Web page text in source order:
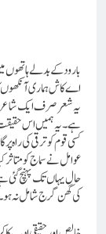
بارود کے بدلے ہاتھوں
اے کاش ہماری آنکھوں
یہ شعر صرف ایک
ہے۔ یہ ہمیں اس حقیقت
کسی قوم کو ترقی کی راہ
عوامل نے سماج کو
حال یہاں تک پہنچ گئی
کی گھن گرج شامل نہ